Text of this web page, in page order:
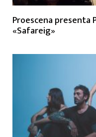
Proescena presenta
«Safareig»